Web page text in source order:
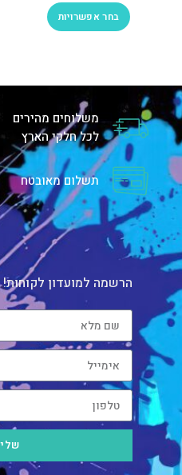
בחר אפשרויות
משלוחים מהירים
לכל חלקי הארץ
תשלום מאובטח
הרשמה למועדון לקוחות!